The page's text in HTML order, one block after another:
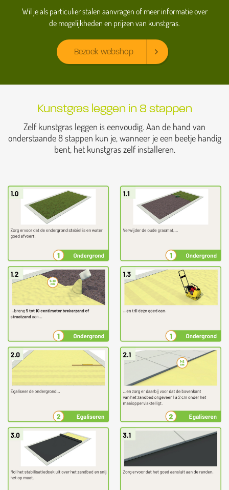
Wil je als particulier stalen aanvragen of meer informatie over
de mogelijkheden en prijzen van kunstgras.
Bezoek webshop
Kunstgras leggen in 8 stappen
Zelf kunstgras leggen is eenvoudig. Aan de hand van
onderstaande 8 stappen kun je, wanneer je een beetje handig
bent, het kunstgras zelf installeren.